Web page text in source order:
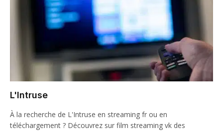
L'Intruse
À la recherche de L'Intruse en streaming fr ou en
téléchargement ? Découvrez sur film streaming vk des